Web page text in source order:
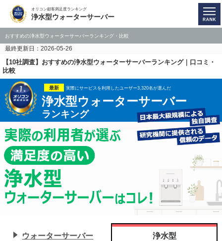
オリコン顧客満足度ランキング
浄水型ウォーターサーバー
おすすめの浄水型ウォーターサーバーランキング・比較
最終更新日：2026-05-26
【10社調査】おすすめの浄水型ウォーターサーバーランキング｜口コミ・
比較
最新 実際にサービスを利用したユーザー3,320名が選んだ
浄水型ウォーターサーバー
ランキング
ウォーターサーバー 浄水型